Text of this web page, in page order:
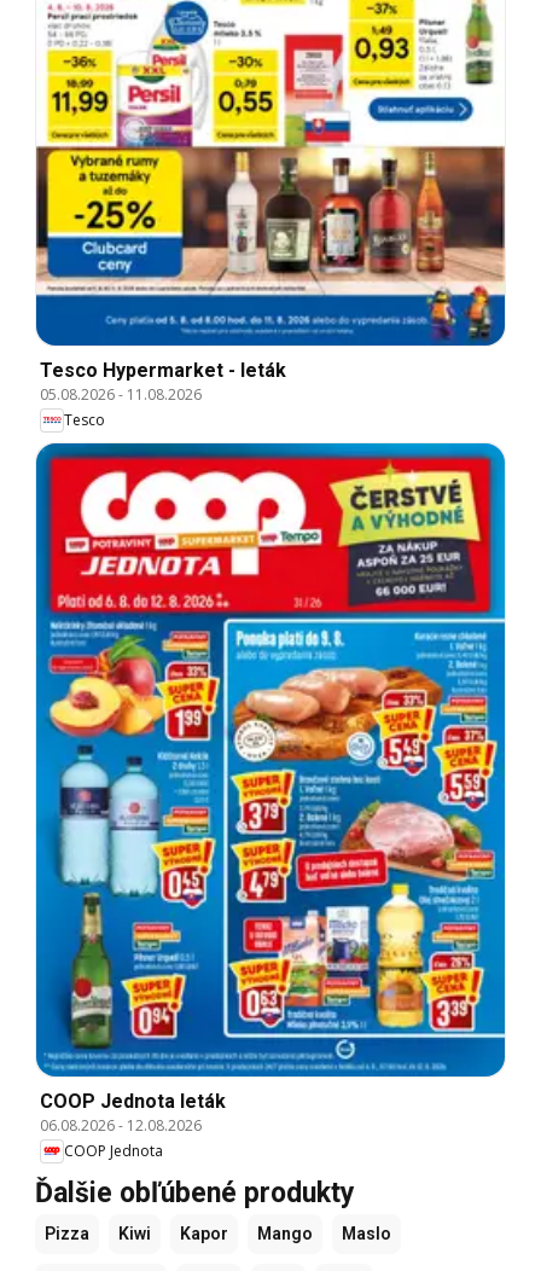
Tesco Hypermarket - leták
05.08.2026- 11.08.2026
Tesco
COOP Jednota leták
06.08.2026- 12.08.2026
COOP Jednota
Ďalšie obľúbené produkty
Pizza Kiwi Kapor Mango Maslo